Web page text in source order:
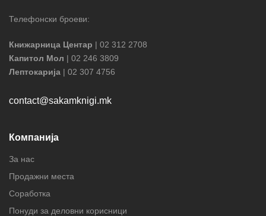
Телефонски броеви:
Книжарница Центар | 02 312 2708
Капитол Мол | 02 246 3809
Лептокарија | 02 307 4756
contact@sakamknigi.mk
Компанија
За нас
Продажни места
Соработка
Понуди за деловни корисници